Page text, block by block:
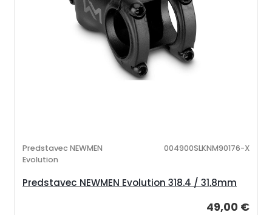
Predstavec NEWMEN Evolution 318.4 / 31,8mm
Predstavec NEWMEN
Evolution
004900SLKNM90176-X
49,00 €